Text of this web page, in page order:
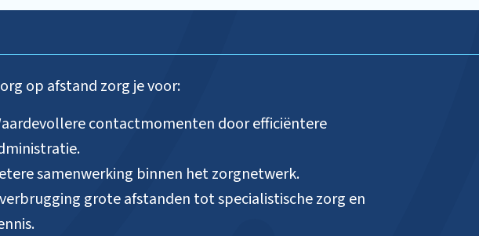
op afstand zorg je voor:
contactmomenten door efficiëntere
samenwerking binnen het zorgnetwerk.
grote afstanden tot specialistische zorg en